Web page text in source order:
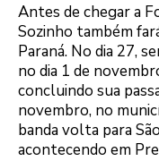
Antes de chegar a
Sozinho também
Paraná. No dia 27,
no dia 1 de
concluindo sua
novembro, no
banda volta para
acontecendo em